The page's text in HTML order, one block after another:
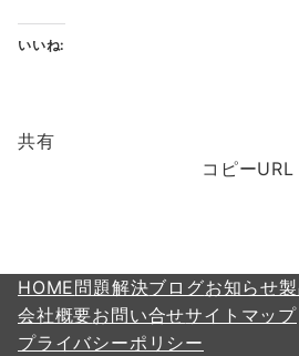
いいね:
共有
コピーURL
HOME問題解決ブログお知らせ
会社概要お問い合せサイトマップ
プライバシーポリシー